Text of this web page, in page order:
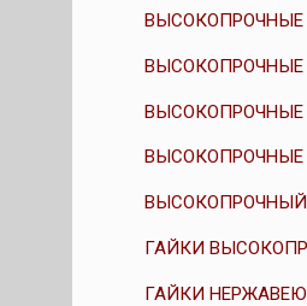
ВЫСОКОПРОЧНЫЕ
ГАЙКИ
ГАЙКИ